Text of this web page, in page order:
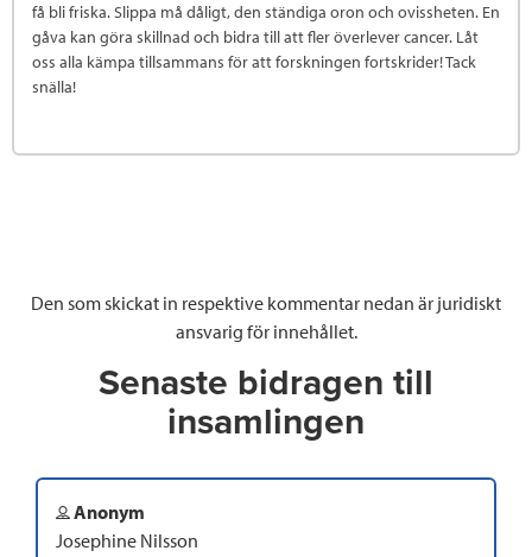
få bli friska. Slippa må dåligt, den ständiga oron och ovissheten. En
gåva kan göra skillnad och bidra till att fler överlever cancer. Låt
oss alla kämpa tillsammans för att forskningen fortskrider! Tack
snälla!
Den som skickat in respektive kommentar nedan är juridiskt
ansvarig för innehållet.
Senaste bidragen till
insamlingen
Anonym
Josephine Nilsson